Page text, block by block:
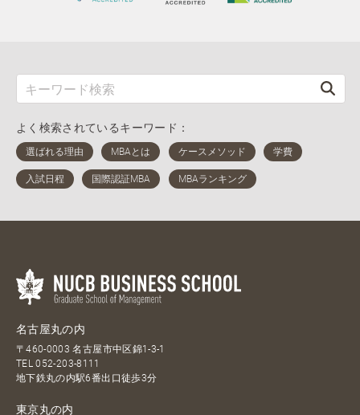
よく検索されているキーワード：
名古屋丸の内
〒460-0003 名古屋市中区錦1-3-1
TEL052-203-8111
地下鉄丸の内駅6番出口徒歩3分
東京丸の内